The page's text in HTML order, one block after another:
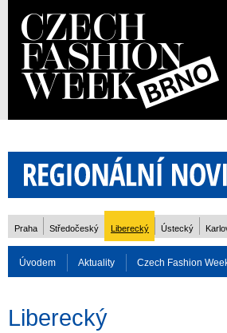
Praha Středočeský Liberecký Ústecký
Úvodem Aktuality Czech Fashion
Liberecký